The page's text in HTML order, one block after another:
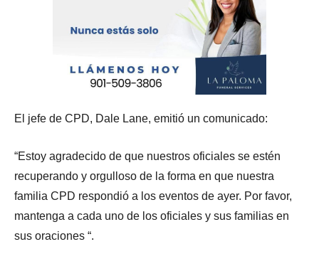
El jefe de CPD, Dale Lane, emitió un comunicado:
“Estoy agradecido de que nuestros oficiales se estén
recuperando y orgulloso de la forma en que nuestra
familia CPD respondió a los eventos de ayer. Por favor,
mantenga a cada uno de los oficiales y sus familias en
sus oraciones “.